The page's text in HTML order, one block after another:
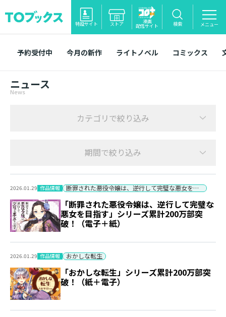
特設サイト ストア 漫画
配信サイト 検索 メニュー
予約受付中 今月の新作 ライトノベル コミックス
ニュース
News
カテゴリで絞り込み
期間で絞り込み
2026.01.29 作品情報 断罪された悪役令嬢は、逆行して完璧な悪女を目指す
「断罪された悪役令嬢は、逆行して完璧な
悪女を目指す」シリーズ累計200万部突
破！（電子＋紙）
2026.01.29 作品情報 おかしな転生
「おかしな転生」シリーズ累計200万部突
破！（紙＋電子）